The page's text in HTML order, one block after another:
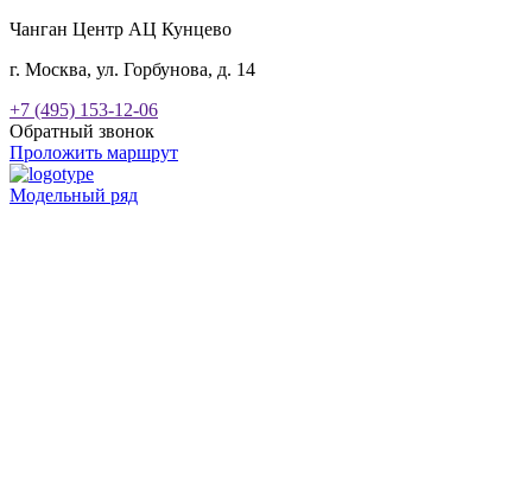
Чанган Центр АЦ Кунцево
г. Москва, ул. Горбунова, д. 14
+7 (495) 153-12-06
Обратный звонок
Проложить маршрут
Модельный ряд